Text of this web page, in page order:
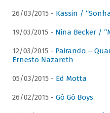
26/03/2015 - Kassin /
19/03/2015 - Nina Becker /
12/03/2015 - Pairando –
Ernesto Nazareth
05/03/2015 - Ed Motta
26/02/2015 - Gó Gó Boys